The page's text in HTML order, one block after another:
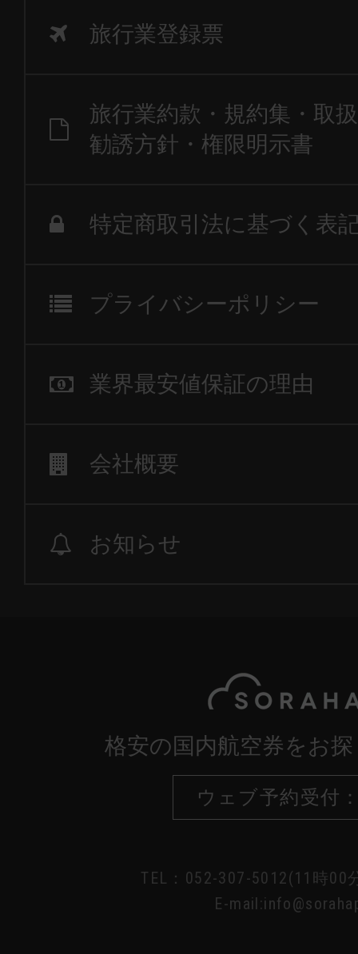
旅行業登録票
旅行業約款・規約集・取
勧誘方針・権限明示書
特定商取引法に基づく表
プライバシーポリシー
業界最安値保証の理由
会社概要
お知らせ
格安の国内航空券をお
ウェブ予約受付
TEL：052-307-5012(11時00
E-